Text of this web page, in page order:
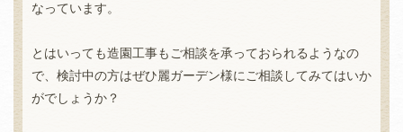
なっています。
とはいっても造園工事もご相談を承っておられるようなの
で、検討中の方はぜひ麗ガーデン様にご相談してみてはいか
がでしょうか？